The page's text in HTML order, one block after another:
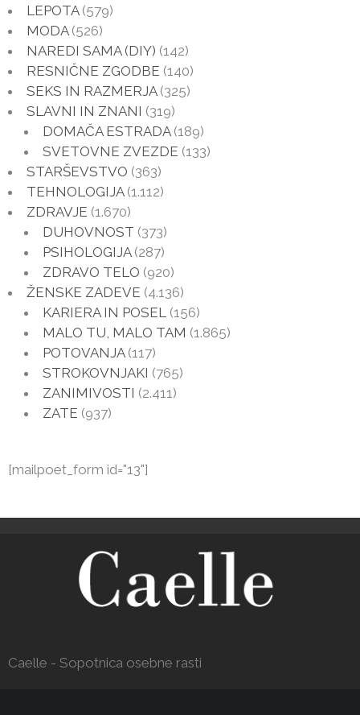
LEPOTA(579)
MODA(526)
NAREDI SAMA (DIY) (142)
RESNIČNE ZGODBE (140)
SEKS IN RAZMERJA(325)
SLAVNI IN ZNANI (319)
DOMAČA ESTRADA(189)
SVETOVNE ZVEZDE (133)
STARŠEVSTVO (363)
TEHNOLOGIJA(1.112)
ZDRAVJE (1.670)
DUHOVNOST (373)
PSIHOLOGIJA(287)
ZDRAVO TELO (920)
ŽENSKE ZADEVE (4.136)
KARIERA IN POSEL (156)
MALO TU, MALO TAM (1.865)
POTOVANJA(117)
STROKOVNJAKI (765)
ZANIMIVOSTI (2.411)
ZATE (937)
[mailpoet_form id="13"]
Caelle - Sopotnica osebne rasti